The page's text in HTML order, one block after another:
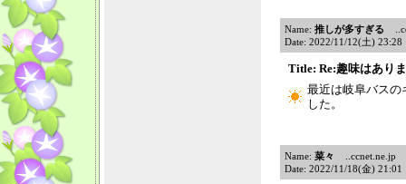
Name: 推しが多すぎる
Date: 2022/11/12(土)
Title: Re:趣味はあり
最近は岐阜バスの
した。
Name: 菜々
..ccnet.ne.jp
Date: 2022/11/18(金)